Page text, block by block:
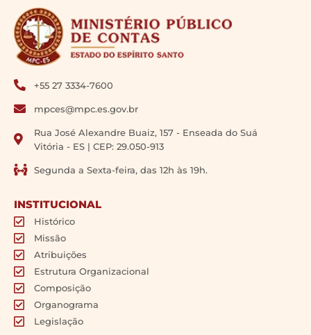
+55 27 3334-7600
mpces@mpc.es.gov.br
Rua José Alexandre Buaiz, 157 - Enseada do Suá
Vitória - ES | CEP: 29.050-913
Segunda a Sexta-feira, das 12h às 19h.
INSTITUCIONAL
Histórico
Missão
Atribuições
Estrutura Organizacional
Composição
Organograma
Legislação